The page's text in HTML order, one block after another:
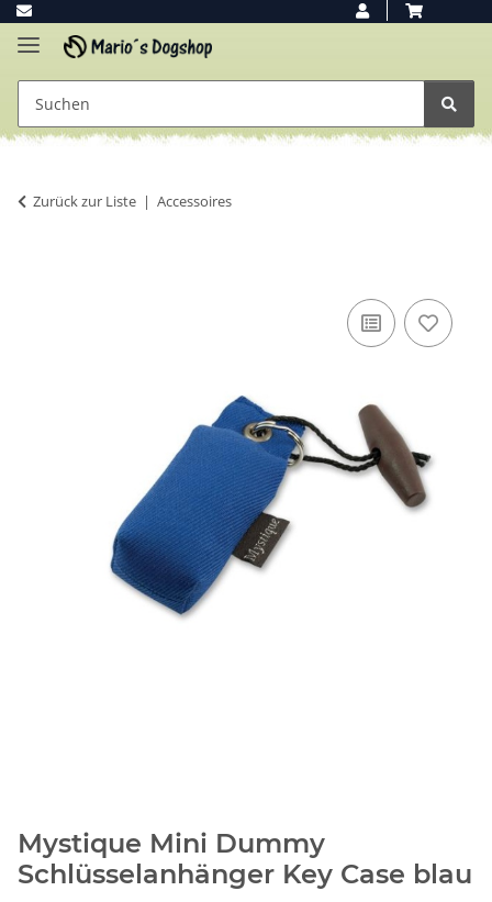
Zurück zur Liste Accessoires
Mystique Mini Dummy
Schlüsselanhänger Key Case blau